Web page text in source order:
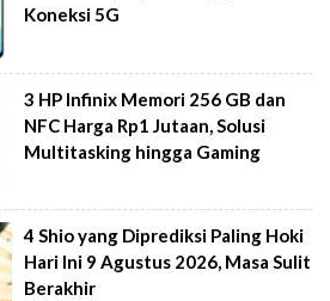
Koneksi 5G
3 HP Infinix Memori 256 GB dan
NFC Harga Rp1 Jutaan, Solusi
Multitasking hingga Gaming
4 Shio yang Diprediksi Paling Hoki
Hari Ini 9 Agustus 2026, Masa Sulit
Berakhir